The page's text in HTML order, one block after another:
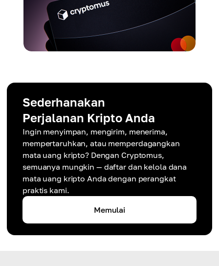
Sederhanakan
Perjalanan Kripto Anda
Ingin menyimpan, mengirim, menerima,
mempertaruhkan, atau memperdagangkan
mata uang kripto? Dengan Cryptomus,
semuanya mungkin — daftar dan kelola dana
mata uang kripto Anda dengan perangkat
praktis kami.
Memulai